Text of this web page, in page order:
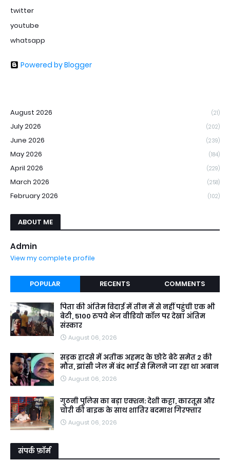
twitter
youtube
whatsapp
Powered by Blogger
August 2026 (21)
July 2026 (202)
June 2026 (239)
May 2026 (184)
April 2026 (229)
March 2026 (258)
February 2026 (102)
ABOUT ME
Admin
View my complete profile
POPULAR RECENTS COMMENTS
पिता की अंतिम विदाई में तीन में से नहीं पहुंची एक भी
बेटी, 5100 रुपये भेज वीडियो कॉल पर देखा अंतिम
संस्कार
August 06, 2026
सड़क हादसे में अतीक अहमद के छोटे बेटे समेत 2 की
मौत, झांसी जेल में बंद भाई से मिलने जा रहा था अबान
August 06, 2026
गुठनी पुलिस का बड़ा एक्शन: देशी कट्टा, कारतूस और
चोरी की बाइक के साथ शातिर बदमाश गिरफ्तार
August 06, 2026
संपर्क फ़ॉर्म